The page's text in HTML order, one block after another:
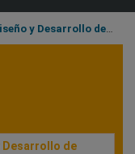
Desarrollo de